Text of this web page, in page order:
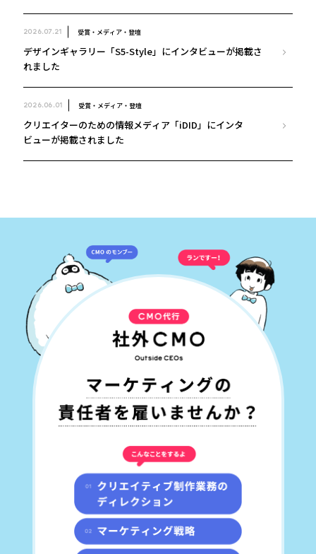
2026.07.21 受賞・メディア・登壇
デザインギャラリー「S5-Style」にインタビューが掲載さ
れました
2026.06.01 受賞・メディア・登壇
クリエイターのための情報メディア「iDID」にインタ
ビューが掲載されました